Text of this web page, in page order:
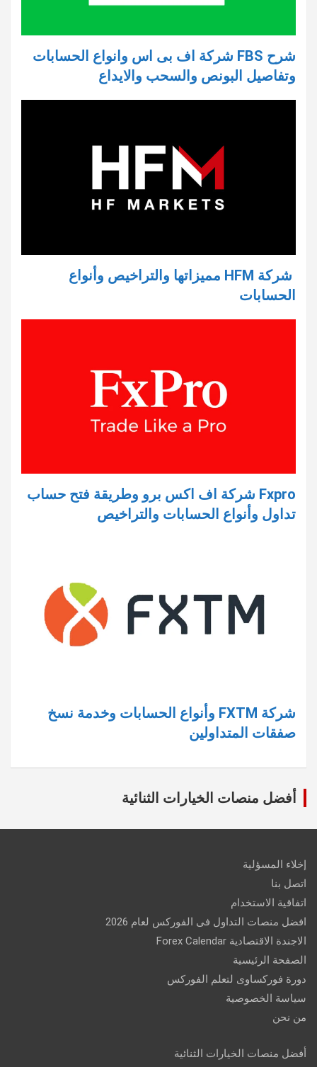
شرح FBS شركة اف بى اس وانواع الحسابات
وتفاصيل البونص والسحب والايداع
شركة HFM مميزاتها والتراخيص وأنواع
الحسابات
Fxpro شركة اف اكس برو وطريقة فتح حساب
تداول وأنواع الحسابات والتراخيص
شركة FXTM وأنواع الحسابات وخدمة نسخ
صفقات المتداولين
أفضل منصات الخيارات الثنائية
إخلاء المسؤلية
اتصل بنا
اتفاقية الاستخدام
افضل منصات التداول فى الفوركس لعام 2026
الاجندة الاقتصادية Forex Calendar
الصفحة الرئيسية
دورة فوركساوى لتعلم الفوركس
سياسة الخصوصية
من نحن
أفضل منصات الخيارات الثنائية